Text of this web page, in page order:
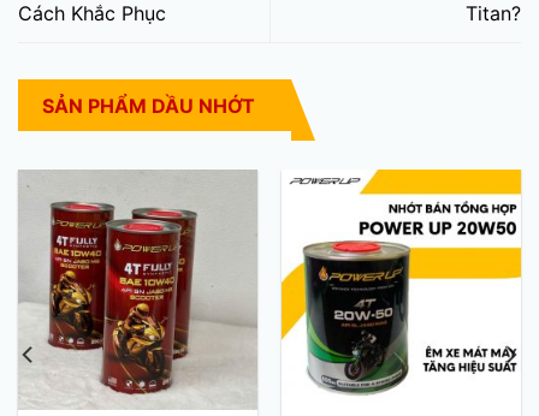
Cách Khắc Phục
Titan?
SẢN PHẨM DẦU NHỚT